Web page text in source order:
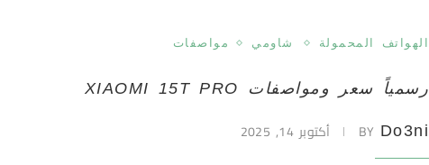
الهواتف المحمولة شاومي مواصفات
رسمياً سعر ومواصفات XIAOMI 15T PRO
BY Do3ni أكتوبر 14, 2025